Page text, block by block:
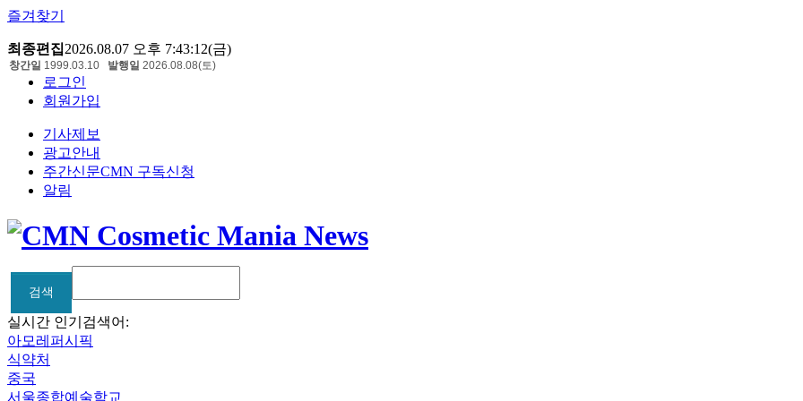
즐겨찾기
최종편집2026.08.07 오후 7:43:12(금)
로그인
회원가입
기사제보
광고안내
주간신문CMN 구독신청
알림
창간일 1999.03.10 발행일 2026.08.08(토)
검색
검색
실시간 인기검색어:
아모레퍼시픽
식약처
중국
서울종합예술학교